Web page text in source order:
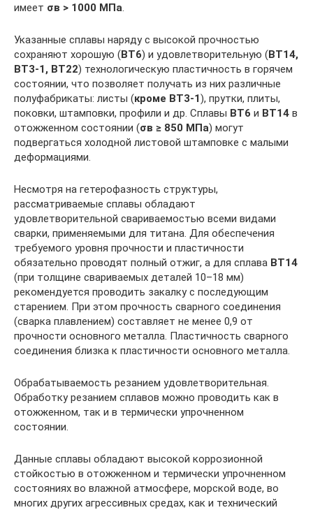
имеет σв > 1000 МПа
Указанные сплавы наряду с высокой прочностью
сохраняют хорошую (ВТ6) и удовлетворительную (ВТ14,
ВТ3-1, ВТ22) технологическую пластичность в горячем
состоянии, что позволяет получать из них различные
полуфабрикаты: листы (кроме ВТ3-1), прутки, плиты,
поковки, штамповки, профили и др. Сплавы ВТ6 и ВТ14 в
отожженном состоянии (σв ≥ 850 МПа) могут
подвергаться холодной листовой штамповке с малыми
деформациями.
Несмотря на гетерофазность структуры,
рассматриваемые сплавы обладают
удовлетворительной свариваемостью всеми видами
сварки, применяемыми для титана. Для обеспечения
требуемого уровня прочности и пластичности
обязательно проводят полный отжиг, а для сплава ВТ14
(при толщине свариваемых деталей 10–18 мм)
рекомендуется проводить закалку с последующим
старением. При этом прочность сварного соединения
(сварка плавлением) составляет не менее 0,9 от
прочности основного металла. Пластичность сварного
соединения близка к пластичности основного металла.
Обрабатываемость резанием удовлетворительная.
Обработку резанием сплавов можно проводить как в
отожженном, так и в термически упрочненном
состоянии.
Данные сплавы обладают высокой коррозионной
стойкостью в отожженном и термически упрочненном
состояниях во влажной атмосфере, морской воде, во
многих других агрессивных средах, как и технический